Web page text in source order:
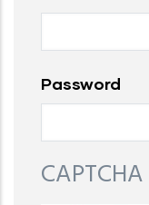
Password
CAPTCHA